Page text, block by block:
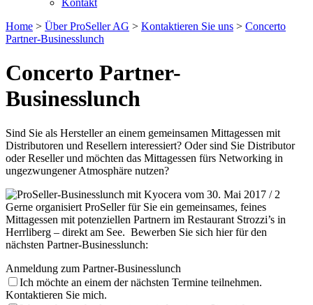
Kontakt
Home > Über ProSeller AG > Kontaktieren Sie uns > Concerto
Partner-Businesslunch
Concerto Partner-
Businesslunch
Sind Sie als Hersteller an einem gemeinsamen Mittagessen mit
Distributoren und Resellern interessiert? Oder sind Sie Distributor
oder Reseller und möchten das Mittagessen fürs Networking in
ungezwungener Atmosphäre nutzen?
Gerne organisiert ProSeller für Sie ein gemeinsames, feines
Mittagessen mit potenziellen Partnern im Restaurant Strozzi’s in
Herrliberg – direkt am See. Bewerben Sie sich hier für den
nächsten Partner-Businesslunch:
Anmeldung zum Partner-Businesslunch
Ich möchte an einem der nächsten Termine teilnehmen.
Kontaktieren Sie mich.